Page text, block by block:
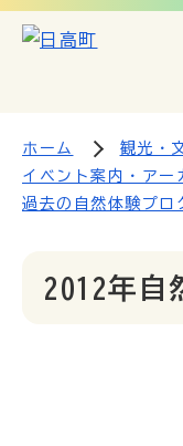
ホーム 観光・
イベント案内・アー
過去の自然体験プロ
2012年自